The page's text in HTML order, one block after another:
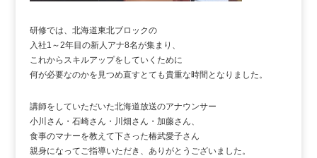
研修では、北海道東北ブロックの
入社1～2年目の新人アナ8名が集まり、
これからスキルアップをしていくために
何が必要なのかを見つめ直すとても貴重な時間となりました。
講師をしていただいた北海道放送のアナウンサー
小川さん・石崎さん・川畑さん・加藤さん、
食事のマナーを教えて下さった椿武愛子さん
親身になってご指導いただき、ありがとうございました。